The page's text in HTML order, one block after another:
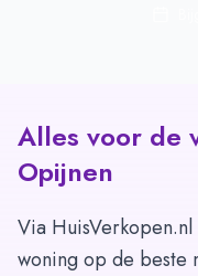
Alles voor de
Opijnen
Via
woning op de beste